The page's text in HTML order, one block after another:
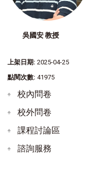
吳國安 教授
上架日期: 2025-04-25
點閱次數: 41975
校內問卷
校外問卷
課程討論區
諮詢服務